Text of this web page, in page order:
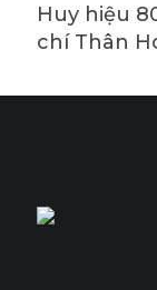
Huy hiệu
chí Thân